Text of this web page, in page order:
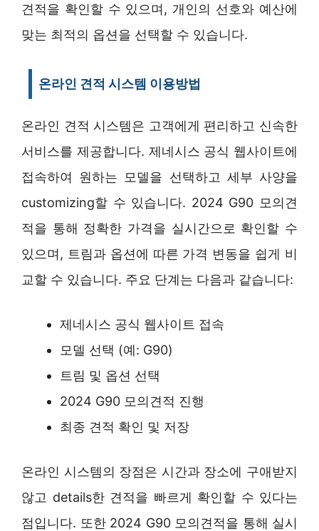
견적을 확인할 수 있으며, 개인의 선호와 예산에
맞는 최적의 옵션을 선택할 수 있습니다.
온라인 견적 시스템 이용방법
온라인 견적 시스템은 고객에게 편리하고 신속한
서비스를 제공합니다. 제네시스 공식 웹사이트에
접속하여 원하는 모델을 선택하고 세부 사양을
customizing할 수 있습니다. 2024 G90 모의견
적을 통해 정확한 가격을 실시간으로 확인할 수
있으며, 트림과 옵션에 따른 가격 변동을 쉽게 비
교할 수 있습니다. 주요 단계는 다음과 같습니다:
제네시스 공식 웹사이트 접속
모델 선택 (예: G90)
트림 및 옵션 선택
2024 G90 모의견적 진행
최종 견적 확인 및 저장
온라인 시스템의 장점은 시간과 장소에 구애받지
않고 details한 견적을 빠르게 확인할 수 있다는
점입니다. 또한 2024 G90 모의견적을 통해 실시